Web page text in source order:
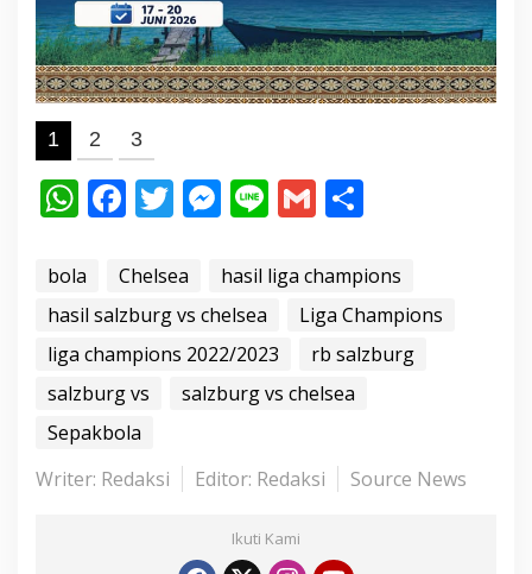
1 2 3
W
at
s
A
p
p
F
e
b
o
o
k
T
itt
er
M
ss
e
n
g
Li
e
G
ai
l
ar
e
bola Chelsea
hasil liga champions
hasil salzburg vs chelsea
Liga Champions
liga champions 2022/2023
rb salzburg
salzburg vs
salzburg vs chelsea
Sepakbola
Writer: Redaksi
Editor: Redaksi Source News
Ikuti Kami